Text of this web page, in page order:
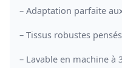
– Adaptation parfaite
– Tissus robustes
– Lavable en machine à